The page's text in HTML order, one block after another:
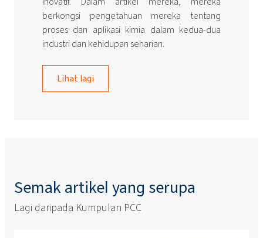
berkongsi pengetahuan mereka tentang
proses dan aplikasi kimia dalam kedua-dua
industri dan kehidupan seharian.
Lihat lagi
Semak artikel yang serupa
Lagi daripada Kumpulan PCC